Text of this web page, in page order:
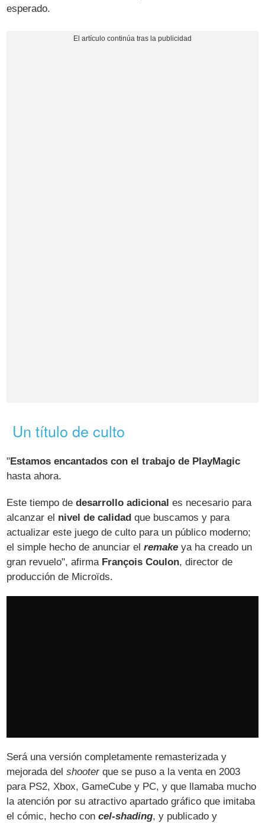
esperado.
Un título de culto
"Estamos encantados con el trabajo de PlayMagic
hasta ahora.
Este tiempo dedesarrollo adicional es necesario para
alcanzar el nivel de calidad que buscamos y para
actualizar este juego de culto para un público moderno;
el simple hecho de anunciar elremake ya ha creado un
gran revuelo", afirma François Coulon, director de
producción de Microïds.
Será una versión completamente remasterizada y
mejorada delshooterque se puso a la venta en 2003
para PS2, Xbox, GameCube y PC, y que llamaba mucho
la atención por su atractivo apartado gráfico que imitaba
el cómic, hecho concel-shading, y publicado y